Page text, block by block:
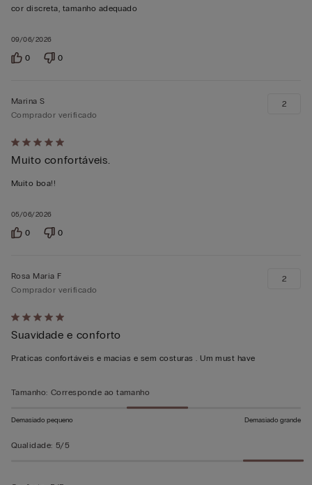
4
5
09/06/2026
cor discreta, tamanho adequado
0 0
Atribuiu
5
em
05/06/2026
Marina S
Comprador verificado
Muito confortáveis.
Muito boa!!
2
0 0
Atribuiu
5
em
Rosa Maria F
Comprador verificado
Suavidade e conforto
Praticas confortáveis e macias e sem costuras . Um must have
2
Tamanho: Corresponde ao tamanho
Demasiado pequeno Demasiado grande
Qualidade: 5/5